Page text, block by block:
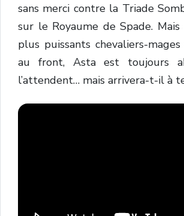
sans merci contre la Triade
sur le Royaume de Spade.
plus puissants chevaliers-
au front, Asta est toujours
l’attendent… mais arrivera-t-il à